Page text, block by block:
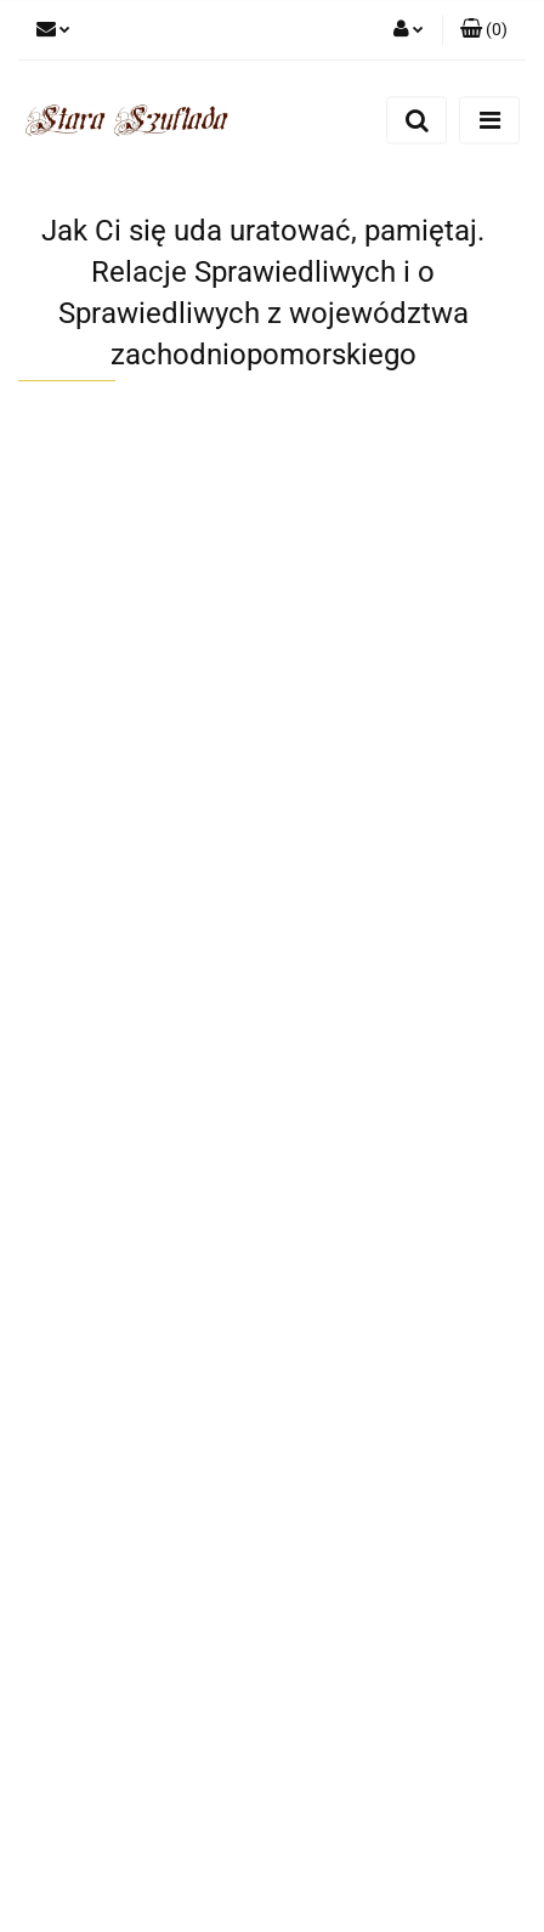
Zarejestruj się
(0)
Jak Ci się uda uratować, pamiętaj.
Relacje Sprawiedliwych i o
Sprawiedliwych z województwa
zachodniopomorskiego